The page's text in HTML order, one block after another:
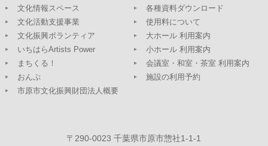
文化情報スペース
文化活動支援事業
文化振興ボランティア
いちはらArtists Power
まちくる！
おんぷ
市原市文化振興財団法人概要
各種資料ダウンロード
使用料について
大ホール 利用案内
小ホール 利用案内
会議室・和室・茶室 利用案内
施設の利用予約
〒290-0023 千葉県市原市惣社1-1-1